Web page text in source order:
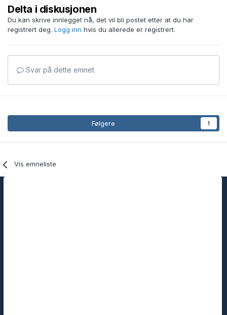
Delta i diskusjonen
Du kan skrive innlegget nå, det vil bli postet etter at du har
registrert deg. Logg inn hvis du allerede er registrert.
Svar på dette emnet
Følgere 1
Vis emneliste